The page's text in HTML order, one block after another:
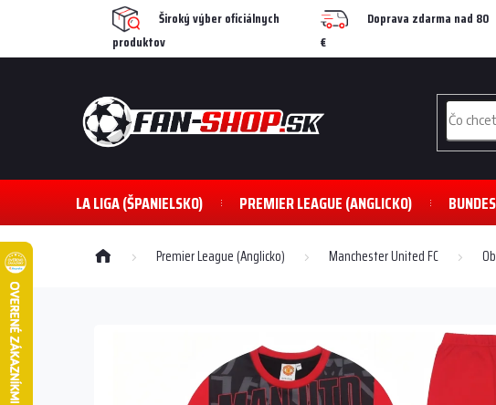
Široký výber oficiálnych
produktov
Doprava zdarma nad 80
€
LA LIGA (ŠPANIELSKO) PREMIER LEAGUE (ANGLICKO)
Domov Premier League (Anglicko) Manchester United FC